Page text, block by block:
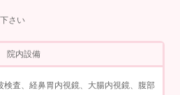
さい
院内設備
検査、経鼻胃内視鏡、大腸内視鏡、腹部